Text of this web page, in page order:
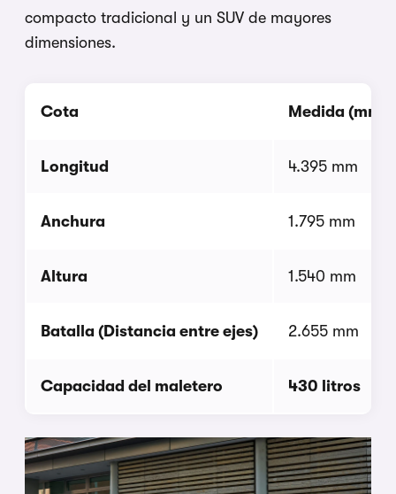
compacto tradicional y un SUV de mayores
dimensiones.
Cota Medida (mm /
Longitud 4.395 mm
Anchura 1.795 mm
Altura 1.540 mm
Batalla (Distancia entre ejes) 2.655 mm
Capacidad del maletero 430 litros